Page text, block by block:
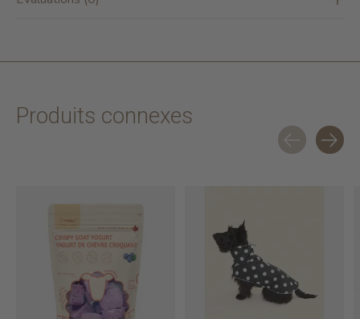
Produits connexes